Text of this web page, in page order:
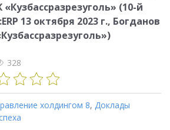
(10-й
13 октября 2023 г., Богданов
328
холдингом 8, Доклады